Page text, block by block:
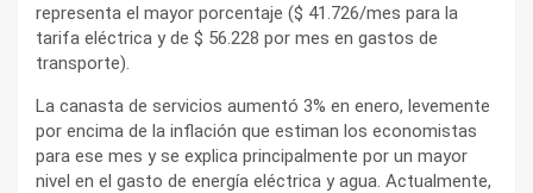
representa el mayor porcentaje ($ 41.726/mes para la
tarifa eléctrica y de $ 56.228 por mes en gastos de
transporte).
La canasta de servicios aumentó 3% en enero, levemente
por encima de la inflación que estiman los economistas
para ese mes y se explica principalmente por un mayor
nivel en el gasto de energía eléctrica y agua. Actualmente,